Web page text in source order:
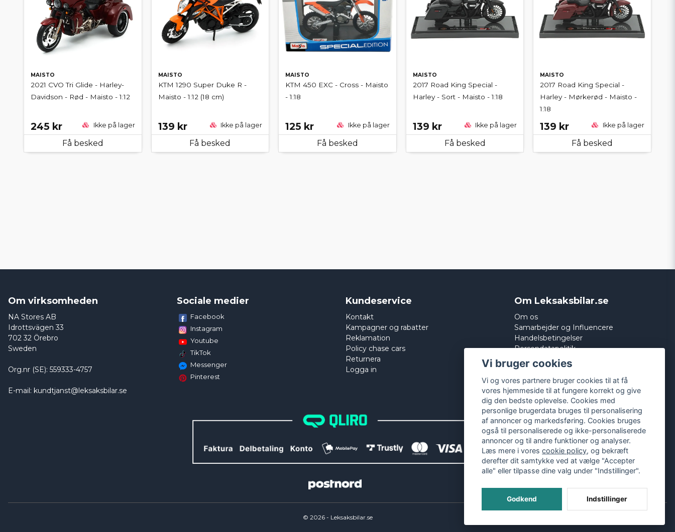
MAISTO
2021 CVO Tri Glide - Harley-
Davidson - Rød - Maisto - 1:12
245 kr Ikke på lager
Få besked
MAISTO
KTM 1290 Super Duke R -
Maisto - 1:12 (18 cm)
139 kr Ikke på lager
Få besked
MAISTO
KTM 450 EXC - Cross - Maisto
- 1:18
125 kr Ikke på lager
Få besked
MAISTO
2017 Road King Special -
Harley - Sort - Maisto - 1:18
139 kr Ikke på lager
Få besked
MAISTO
2017 Road King Special -
Harley - Mørkerød - Maisto -
1:18
139 kr Ikke på lager
Få besked
Om virksomheden
NA Stores AB
Idrottsvägen 33
702 32 Örebro
Sweden
Org.nr (SE): 559333-4757
E-mail: kundtjanst@leksaksbilar.se
Sociale medier
Facebook
Instagram
Youtube
TikTok
Messenger
Pinterest
Kundeservice
Kontakt
Kampagner og rabatter
Reklamation
Policy chase cars
Returnera
Logga in
Om Leksaksbilar.se
Om os
Samarbejder og Influencere
Handelsbetingelser
Persondatapolitik
Cookies
© 2026- Leksaksbilar.se
Vi bruger cookies
Vi og vores partnere bruger cookies til at få
vores hjemmeside til at fungere korrekt og give
dig den bedste oplevelse. Cookies med
personlige brugerdata bruges til personalisering
af annoncer og markedsføring. Cookies bruges
også til personaliserede og ikke-personaliserede
annoncer og til andre funktioner og analyser.
Læs mere i vorescookie policy, og bekræft
derefter dit samtykke ved at vælge "Accepter
alle" eller tilpasse dine valg under "Indstillinger".
Godkend Indstillinger